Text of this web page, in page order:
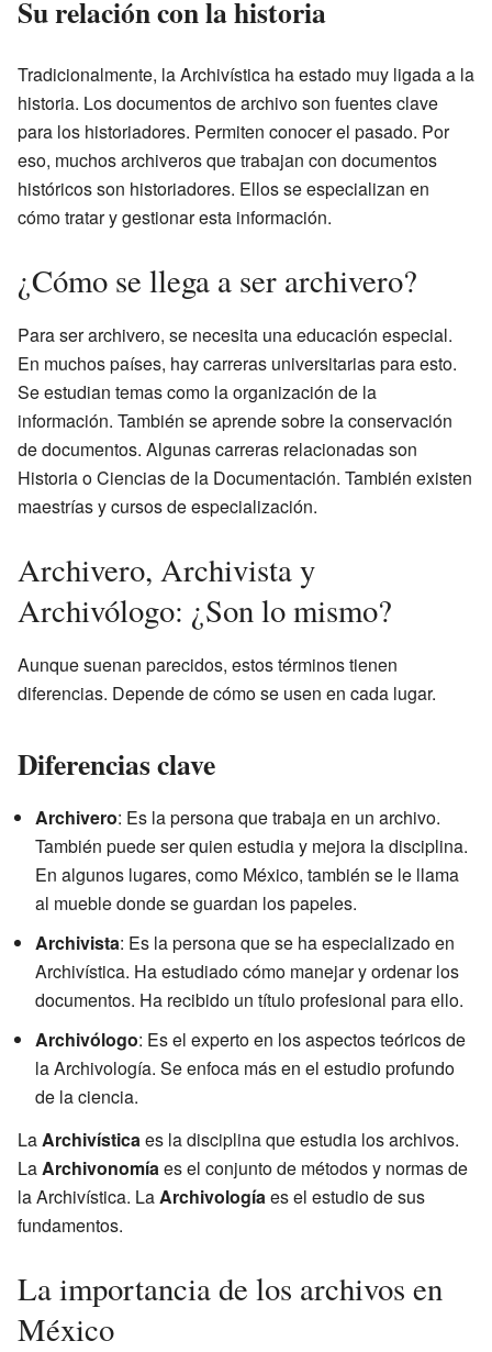
Su relación con la historia
Tradicionalmente, la Archivística ha estado muy ligada a la
historia. Los documentos de archivo son fuentes clave
para los historiadores. Permiten conocer el pasado. Por
eso, muchos archiveros que trabajan con documentos
históricos son historiadores. Ellos se especializan en
cómo tratar y gestionar esta información.
¿Cómo se llega a ser archivero?
Para ser archivero, se necesita una educación especial.
En muchos países, hay carreras universitarias para esto.
Se estudian temas como la organización de la
información. También se aprende sobre la conservación
de documentos. Algunas carreras relacionadas son
Historia o Ciencias de la Documentación. También existen
maestrías y cursos de especialización.
Archivero, Archivista y
Archivólogo: ¿Son lo mismo?
Aunque suenan parecidos, estos términos tienen
diferencias. Depende de cómo se usen en cada lugar.
Diferencias clave
Archivero: Es la persona que trabaja en un archivo.
También puede ser quien estudia y mejora la disciplina.
En algunos lugares, como México, también se le llama
al mueble donde se guardan los papeles.
Archivista: Es la persona que se ha especializado en
Archivística. Ha estudiado cómo manejar y ordenar los
documentos. Ha recibido un título profesional para ello.
Archivólogo: Es el experto en los aspectos teóricos de
la Archivología. Se enfoca más en el estudio profundo
de la ciencia.
LaArchivísticaes la disciplina que estudia los archivos.
LaArchivonomíaes el conjunto de métodos y normas de
la Archivística. LaArchivologíaes el estudio de sus
fundamentos.
La importancia de los archivos en
México